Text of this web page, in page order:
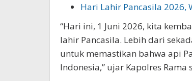
Hari Lahir Pancasila
“Hari ini, 1 Juni 2026, kita
lahir Pancasila. Lebih dari
untuk memastikan bahwa api
Indonesia,” ujar Kapolres Rama